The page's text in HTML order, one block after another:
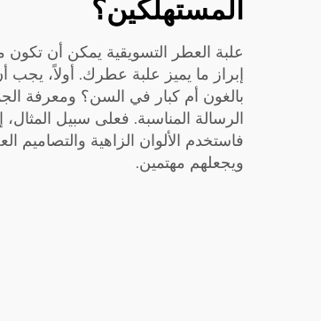
المستهلكين؟
علبة العطر التسويقية يمكن أن تكون
إبراز ما يميز علبة عطرك. أولاً،
بالغون أم كبار في السن؟ ومعرفة
الرسالة المناسبة. فعلى سبيل
فاستخدم الألوان الزاهية والتصاميم
ويجعلهم مهتمين.